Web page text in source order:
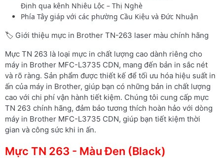
Định qua kênh Nhiêu Lộc – Thị Nghè
Phía Tây giáp với các phường Cầu Kiệu và Đức Nhuận
🏷️ Giới thiệu mực in Brother TN-263 laser màu chính hãng
Mực TN 263 là loại mực in chất lượng cao dành riêng cho
máy in Brother MFC-L3735 CDN, mang đến bản in sắc nét
và rõ ràng. Sản phẩm được thiết kế để tối ưu hóa hiệu suất in
ấn của máy in Brother, giúp bạn có những bản in chất lượng
cao với chi phí vận hành tiết kiệm. Chúng tôi cung cấp mực
TN 263 chính hãng, đảm bảo tương thích hoàn hảo với dòng
máy in Brother MFC-L3735 CDN, giúp bạn tiết kiệm thời
gian và công sức khi in ấn.
Mực TN 263 - Màu Đen (Black)